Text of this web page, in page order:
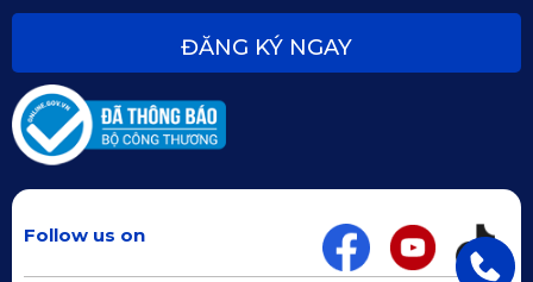
ĐĂNG KÝ NGAY
Follow us on